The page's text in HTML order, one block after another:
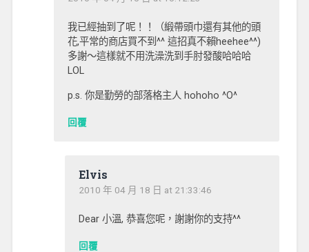
我已經抽到了呢！！（緞帶頭巾還有其他的頭
花,平常的商店買不到^^ 這招真不賴heehee^^)
多謝～這樣就不用洗澡洗到手肘發酸哈哈哈
LOL
p.s. 你是勤勞的部落格主人 hohoho ^O^
回覆
Elvis
2010 年 04 月 18 日 at 21:33:46
Dear 小溫, 恭喜您呢，謝謝你的支持^^
回覆